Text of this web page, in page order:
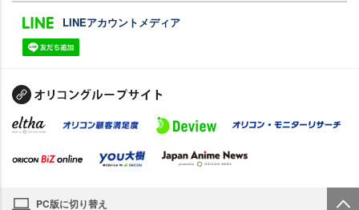
LINEアカウントメディア
PC版に切り替え